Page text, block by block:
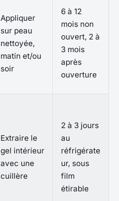
Appliquer
sur peau
nettoyée,
matin et/ou
soir
6 à 12
mois non
ouvert, 2 à
3 mois
après
ouverture
Extraire le
gel intérieur
avec une
cuillère
2 à 3 jours
au
réfrigérate
ur, sous
film
étirable